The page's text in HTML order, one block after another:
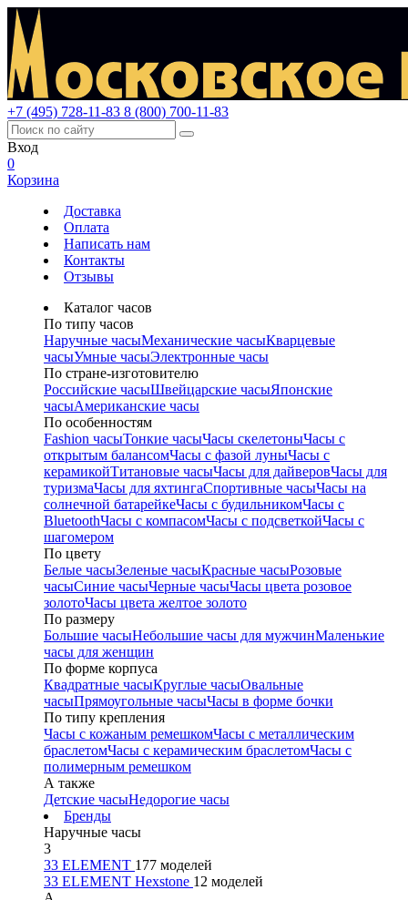
+7 (495) 728-11-83 8 (800) 700-11-83
Вход
0
Корзина
Доставка
Оплата
Написать нам
Контакты
Отзывы
Каталог часов
По типу часов
Наручные часыМеханические часыКварцевые
часыУмные часыЭлектронные часы
По стране-изготовителю
Российские часыШвейцарские часыЯпонские
часыАмериканские часы
По особенностям
Fashion часыТонкие часыЧасы скелетоныЧасы с
открытым балансомЧасы с фазой луныЧасы с
керамикойТитановые часыЧасы для дайверовЧасы для
туризмаЧасы для яхтингаСпортивные часыЧасы на
солнечной батарейкеЧасы с будильникомЧасы с
BluetoothЧасы с компасомЧасы с подсветкойЧасы с
шагомером
По цвету
Белые часыЗеленые часыКрасные часыРозовые
часыСиние часыЧерные часыЧасы цвета розовое
золотоЧасы цвета желтое золото
По размеру
Большие часыНебольшие часы для мужчинМаленькие
часы для женщин
По форме корпуса
Квадратные часыКруглые часыОвальные
часыПрямоугольные часыЧасы в форме бочки
По типу крепления
Часы с кожаным ремешкомЧасы с металлическим
браслетомЧасы с керамическим браслетомЧасы с
полимерным ремешком
А также
Детские часыНедорогие часы
Бренды
Наручные часы
3
33 ELEMENT 177 моделей
33 ELEMENT Hexstone 12 моделей